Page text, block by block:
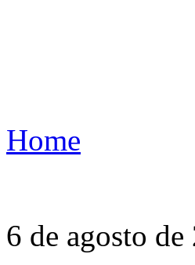
Home
6 de agosto